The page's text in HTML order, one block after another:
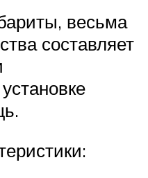
весьма
составляет